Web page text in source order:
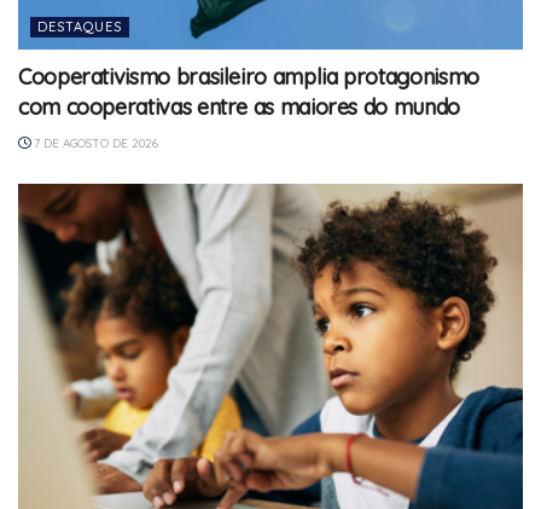
DESTAQUES
Cooperativismo brasileiro amplia protagonismo
com cooperativas entre as maiores do mundo
7 DE AGOSTO DE 2026